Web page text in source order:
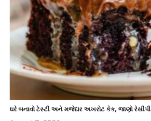
ઘરે બનાવો ટેસ્ટી અને મજેદાર અખરોટ કેક, જાણો રેસીપી